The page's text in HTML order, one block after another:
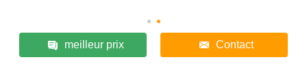
meilleur prix Contact